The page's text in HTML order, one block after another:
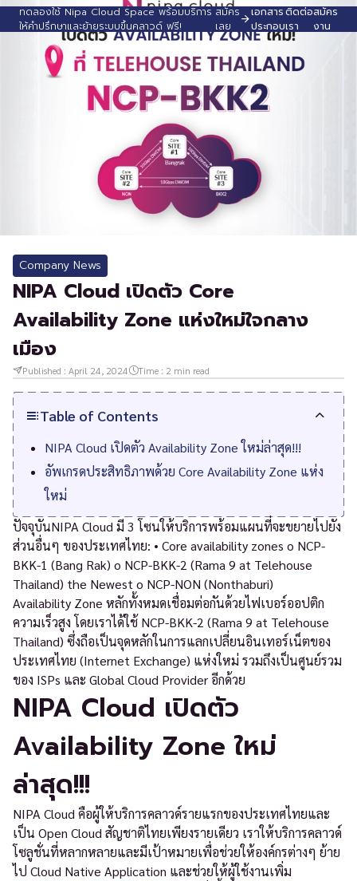
ทดลองใช้ Nipa Cloud Space พร้อมบริการ
ให้คำปรึกษาและย้ายระบบขึ้นคลาวด์ ฟรี!
สมัคร
เลย
เอกสาร
ประกอบ
ติดต่อ
เรา
สมัคร
งาน
Company News
NIPA Cloud เปิดตัว Core
Availability Zone แห่งใหม่ใจกลาง
เมือง
Published : April 24, 2024 Time : 2 min read
Table of Contents
NIPA Cloud เปิดตัว Availability Zone ใหม่ล่าสุด!!!
อัพเกรดประสิทธิภาพด้วย Core Availability Zone แห่ง
ใหม่
ปัจจุบันNIPA Cloud มี 3 โซนให้บริการพร้อมแผนที่จะขยายไปยัง
ส่วนอื่นๆ ของประเทศไทย: • Core availability zones o NCP-
BKK-1 (Bang Rak) o NCP-BKK-2 (Rama 9 at Telehouse
Thailand) the Newest o NCP-NON (Nonthaburi)
Availability Zone หลักทั้งหมดเชื่อมต่อกันด้วยไฟเบอร์ออปติก
ความเร็วสูง โดยเราได้ใช้ NCP-BKK-2 (Rama 9 at Telehouse
Thailand) ซึ่งถือเป็นจุดหลักในการแลกเปลี่ยนอินเทอร์เน็ตของ
ประเทศไทย (Internet Exchange) แห่งใหม่ รวมถึงเป็นศูนย์รวม
ของ ISPs และ Global Cloud Provider อีกด้วย
NIPA Cloud เปิดตัว
Availability Zone ใหม่
ล่าสุด!!!
NIPA Cloud คือผู้ให้บริการคลาวด์รายแรกของประเทศไทยและ
เป็น Open Cloud สัญชาติไทยเพียงรายเดียว เราให้บริการคลาวด์
โซลูชั่นที่หลากหลายและมีเป้าหมายเพื่อช่วยให้องค์กรต่างๆ ย้าย
ไป Cloud Native Application และช่วยให้ผู้ใช้งานเพิ่ม